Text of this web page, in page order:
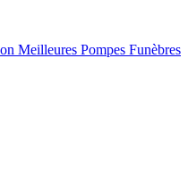
Meilleures Pompes Funèbres